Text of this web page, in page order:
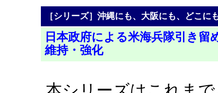
［シリーズ］沖縄にも、大阪にも、どこに
日本政府による米海兵隊引き留
維持・強化